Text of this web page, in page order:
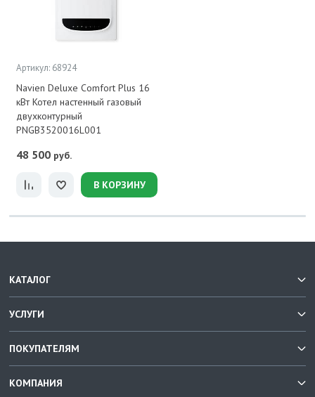
Артикул: 68924
Navien Deluxe Comfort Plus 16
кВт Котел настенный газовый
двухконтурный
PNGB3520016L001
48 500 руб.
В КОРЗИНУ
КАТАЛОГ
УСЛУГИ
ПОКУПАТЕЛЯМ
КОМПАНИЯ